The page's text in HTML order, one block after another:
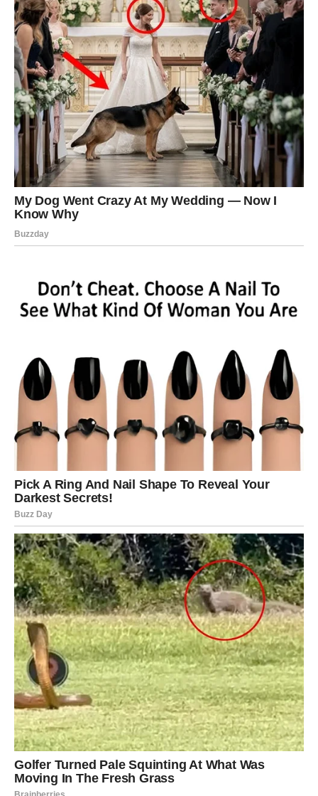
Pred mnogim znacima nalazi se period u kojem će
prošlost ponovo tražiti svoje mesto. Neočekivane poruke,
iskrena priznanja i susreti koji bude uspomene pokazaće
da neke ljubavne priče ne nestaju lako. Za neke će ovo
biti prilika za novi početak, dok će drugima doneti mir i
potvrdu da su izabrali pravi put.
Najviše pažnje privlače Blizanci, Lavovi, Vodolije i Ribe,
jer upravo njima zvezde donose najveće šanse da
ponovo stupe u kontakt sa bivšom ljubavi. Ipak, svaki
znak dobija priliku da razjasni ono što je ostalo
nedorečeno i donese odluku koja će ga odvesti ka
emotivnoj stabilnosti. Ponekad je dovoljan jedan iskren
mesto.